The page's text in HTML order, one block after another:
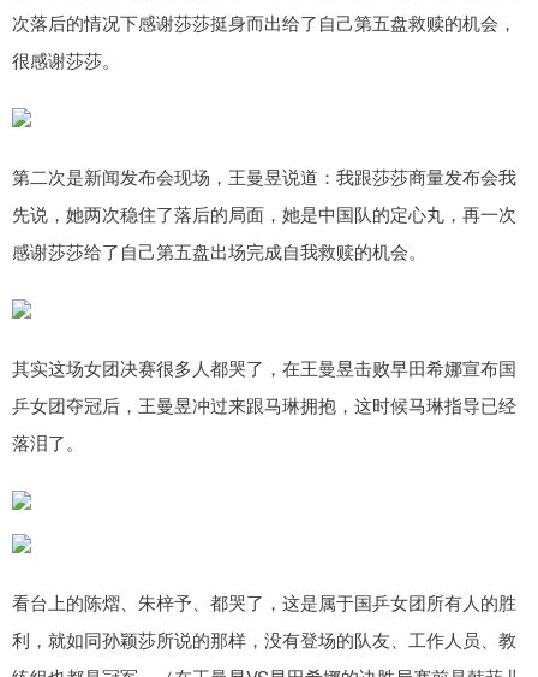
次落后的情况下感谢莎莎挺身而出给了自己第五盘救赎的机会，
很感谢莎莎。
第二次是新闻发布会现场，王曼昱说道：我跟莎莎商量发布会我
先说，她两次稳住了落后的局面，她是中国队的定心丸，再一次
感谢莎莎给了自己第五盘出场完成自我救赎的机会。
其实这场女团决赛很多人都哭了，在王曼昱击败早田希娜宣布国
乒女团夺冠后，王曼昱冲过来跟马琳拥抱，这时候马琳指导已经
落泪了。
看台上的陈熠、朱梓予、都哭了，这是属于国乒女团所有人的胜
利，就如同孙颖莎所说的那样，没有登场的队友、工作人员、教